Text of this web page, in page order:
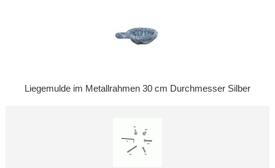
Liegemulde im Metallrahmen 30 cm Durchmesser Silber